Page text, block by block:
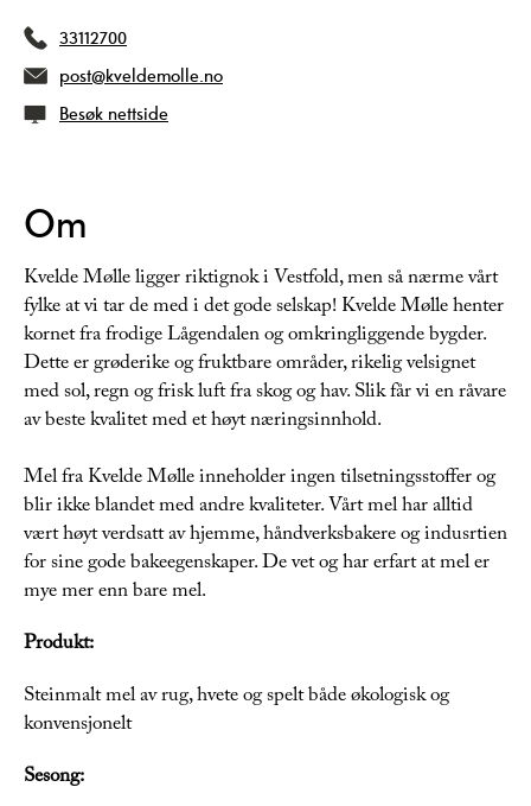
33112700
post@kveldemolle.no
Besøk nettside
Om
Kvelde Mølle ligger riktignok i Vestfold, men så nærme vårt
fylke at vi tar de med i det gode selskap! Kvelde Mølle henter
kornet fra frodige Lågendalen og omkringliggende bygder.
Dette er grøderike og fruktbare områder, rikelig velsignet
med sol, regn og frisk luft fra skog og hav. Slik får vi en råvare
av beste kvalitet med et høyt næringsinnhold.
Mel fra Kvelde Mølle inneholder ingen tilsetningsstoffer og
blir ikke blandet med andre kvaliteter. Vårt mel har alltid
vært høyt verdsatt av hjemme, håndverksbakere og indusrtien
for sine gode bakeegenskaper. De vet og har erfart at mel er
mye mer enn bare mel.
Produkt:
Steinmalt mel av rug, hvete og spelt både økologisk og
konvensjonelt
Sesong: